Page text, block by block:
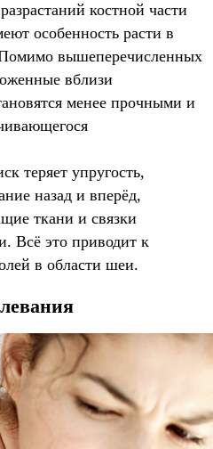
костной части
особенность расти в
вышеперечисленных
вблизи
менее прочными и
теряет упругость,
назад и вперёд,
ткани и связки
Всё это приводит к
в области шеи.